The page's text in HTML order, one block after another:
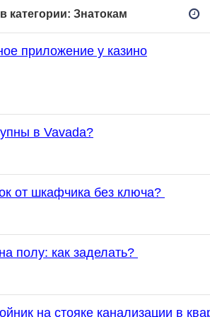
категории: Знатокам
приложение у казино
в Vavada?
от шкафчика без ключа?
полу: как заделать?
на стояке канализации в